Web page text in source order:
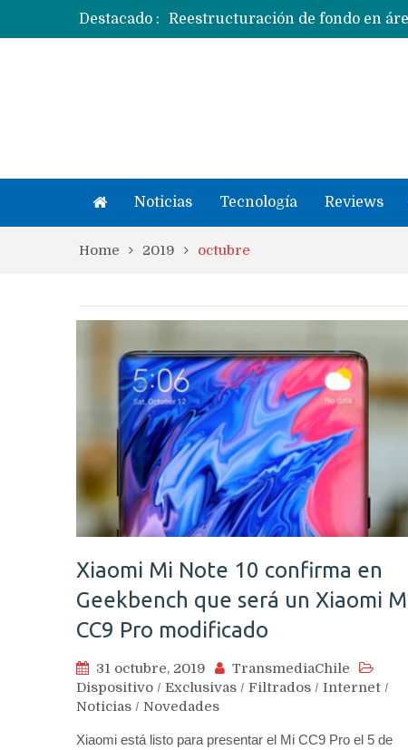
Destacado :
Noticias Tecnología Reviews
Home 2019 octubre
Xiaomi Mi Note 10 confirma en
Geekbench que será un Xiaomi
CC9 Pro modificado
31 octubre, 2019
TransmediaChile
Dispositivo / Exclusivas / Filtrados / Internet /
Noticias / Novedades
Xiaomi está listo para presentar el Mi CC9 Pro el 5 de